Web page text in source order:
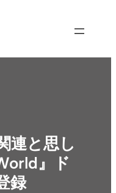
連と思し
』ド
録